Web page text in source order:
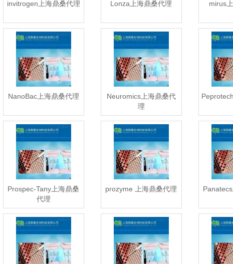
invitrogen上海鼎桑代理 Lonza上海鼎桑代理 mirus
NanoBac上海鼎桑代理
Neuromics上海鼎桑代
理
Prospec-Tany上海鼎桑
代理
prozyme 上海鼎桑代理